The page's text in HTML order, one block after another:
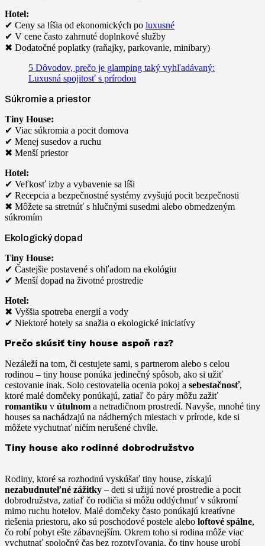
Hotel:
✔ Ceny sa líšia od ekonomických po luxusné
✔ V cene často zahrnuté doplnkové služby
✖ Dodatočné poplatky (raňajky, parkovanie, minibary)
5 Dôvodov, prečo je glamping taký vyhľadávaný:
Luxusná spojitosť s prírodou
Súkromie a priestor
Tiny House:
✔ Viac súkromia a pocit domova
✔ Menej susedov a ruchu
✖ Menší priestor
Hotel:
✔ Veľkosť izby a vybavenie sa líši
✔ Recepcia a bezpečnostné systémy zvyšujú pocit bezpečnosti
✖ Môžete sa stretnúť s hlučnými susedmi alebo obmedzeným
súkromím
Ekologický dopad
Tiny House:
✔ Častejšie postavené s ohľadom na ekológiu
✔ Menší dopad na životné prostredie
Hotel:
✖ Vyššia spotreba energií a vody
✔ Niektoré hotely sa snažia o ekologické iniciatívy
Prečo skúsiť tiny house aspoň raz?
Nezáleží na tom, či cestujete sami, s partnerom alebo s celou
rodinou – tiny house ponúka jedinečný spôsob, ako si užiť
cestovanie inak. Solo cestovatelia ocenia pokoj a sebestačnosť,
ktoré malé domčeky ponúkajú, zatiaľ čo páry môžu zažiť
romantiku v útulnom a netradičnom prostredí. Navyše, mnohé tiny
houses sa nachádzajú na nádherných miestach v prírode, kde si
môžete vychutnať ničím nerušené chvíle.
Tiny house ako rodinné dobrodružstvo
Rodiny, ktoré sa rozhodnú vyskúšať tiny house, získajú
nezabudnuteľné zážitky – deti si užijú nové prostredie a pocit
dobrodružstva, zatiaľ čo rodičia si môžu oddýchnuť v súkromí
mimo ruchu hotelov. Malé domčeky často ponúkajú kreatívne
riešenia priestoru, ako sú poschodové postele alebo loftové spálne,
čo robí pobyt ešte zábavnejším. Okrem toho si rodina môže viac
vychutnať spoločný čas bez rozptyľovania, čo tiny house urobí